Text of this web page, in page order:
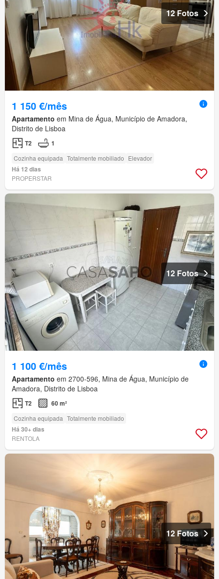
12 Fotos
1 150 €/mês
Apartamento em Mina de Água, Município de Amadora,
Distrito de Lisboa
T2 1
Cozinha equipada Totalmente mobiliado Elevador
Há 12 dias
PROPERSTAR
12 Fotos
1 100 €/mês
Apartamento em 2700-596, Mina de Água, Município de
Amadora, Distrito de Lisboa
T2 60 m²
Cozinha equipada Totalmente mobiliado
Há 30+ dias
RENTOLA
12 Fotos